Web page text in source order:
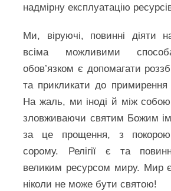
надмірну експлуатацію
Ми, віруючі, повинні діяти
всіма можливими
обов’язком є допомагати
та прикликати до
На жаль, ми іноді й між
зловживаючи святим Божим
за це прощення, з
сорому. Релігії є та
великим ресурсом миру. Мир
ніколи не може бути святою!